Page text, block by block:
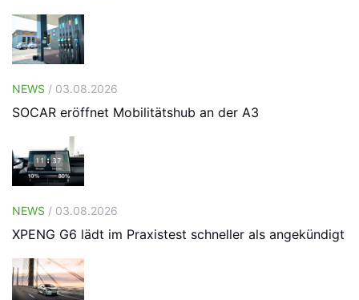
NEWS / 03.08.2026
SOCAR eröffnet Mobilitätshub an der A3
NEWS / 03.08.2026
XPENG G6 lädt im Praxistest schneller als angekündigt